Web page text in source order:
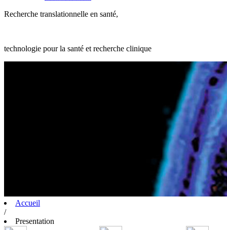
Recherche translationnelle en santé,
technologie pour la santé et recherche clinique
Accueil
/
Presentation